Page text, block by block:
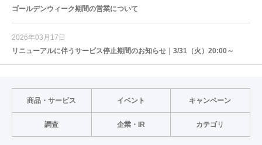
ゴールデンウィーク期間の営業について
2026年03月17日
リニューアルに伴うサービス停止期間のお知らせ｜3/31（火）20:00～
商品・サービス イベント キャンペーン
調査 企業・IR カテゴリ